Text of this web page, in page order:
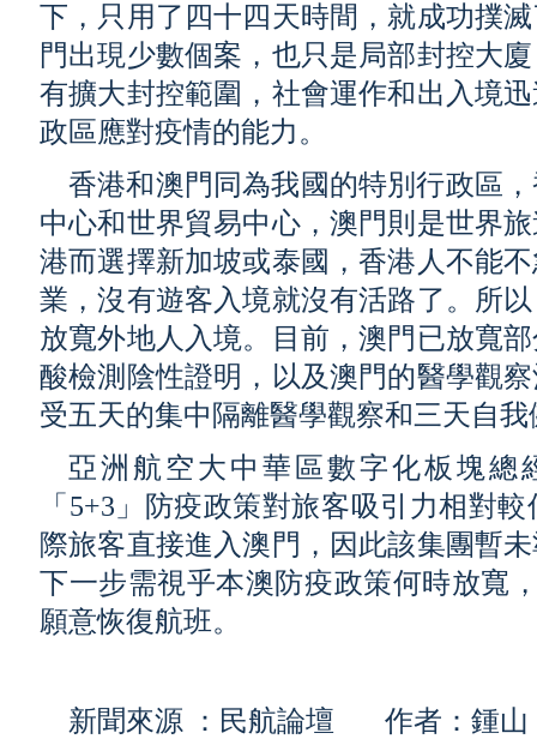
下，只用了四十四天時間，就成功撲
門出現少數個案，也只是局部封控大
有擴大封控範圍，社會運作和出入境
政區應對疫情的能力。
香港和澳門同為我國的特別行政區
中心和世界貿易中心，澳門則是世界
港而選擇新加坡或泰國，香港人不能
業，沒有遊客入境就沒有活路了。所
放寬外地人入境。目前，澳門已放寬
酸檢測陰性證明，以及澳門的醫學觀
受五天的集中隔離醫學觀察和三天自
亞洲航空大中華區數字化板塊總
「5+3」防疫政策對旅客吸引力相對
際旅客直接進入澳門，因此該集團暫
下一步需視乎本澳防疫政策何時放寬
願意恢復航班。
新聞來源 ：民航論壇 作者：鍾山